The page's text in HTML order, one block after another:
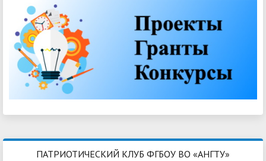
ПАТРИОТИЧЕСКИЙ КЛУБ ФГБОУ ВО «АНГТУ»